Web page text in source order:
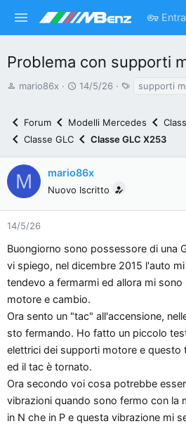
Entra
Problema con supporti
A
d
s
c
s
s
i
o
n
e
mario86x
D
d
i
n
i
o
14/5/26 supporti
Forum Modelli Mercedes
Classe GLC
Classe GLC X253
M mario86x
Nuovo Iscritto
14/5/26
Buongiorno sono possessore di una
vi spiego, nel dicembre 2015 l'auto
tendevo a fermarmi ed allora mi
motore e cambio.
Ora sento un "tac" all'accensione,
sto fermando. Ho fatto un piccolo
elettrici dei supporti motore e questo
ed il tac è tornato.
Ora secondo voi cosa potrebbe
vibrazioni quando sono fermo con la
in N che in P e questa vibrazione mi